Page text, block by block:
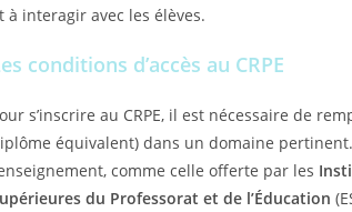
à interagir avec les élèves.
conditions d’accès au CRPE
s’inscrire au CRPE, il est nécessaire de
équivalent) dans un domaine
comme celle offerte par les
du Professorat et de l’Éducation